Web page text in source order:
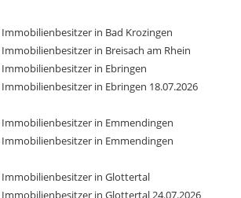
in Bad Krozingen
in Breisach am Rhein
in Ebringen
in Ebringen 18.07.2026
in Emmendingen
in Emmendingen
in Glottertal
in Glottertal 24.07.2026